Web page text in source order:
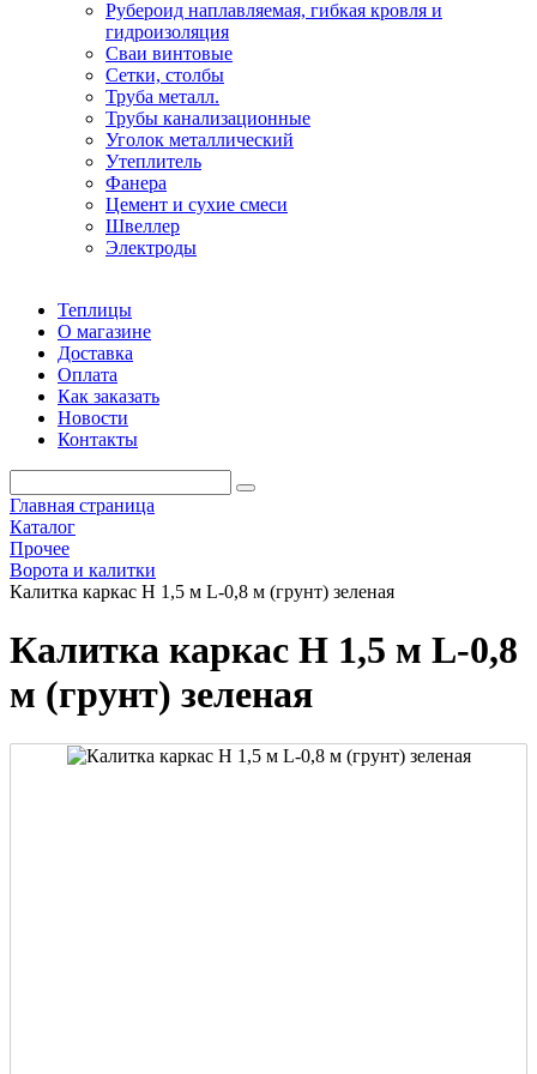
Рубероид наплавляемая, гибкая кровля и
гидроизоляция
Сваи винтовые
Сетки, столбы
Труба металл.
Трубы канализационные
Уголок металлический
Утеплитель
Фанера
Цемент и сухие смеси
Швеллер
Электроды
Теплицы
О магазине
Доставка
Оплата
Как заказать
Новости
Контакты
Главная страница
Каталог
Прочее
Ворота и калитки
Калитка каркас Н 1,5 м L-0,8 м (грунт) зеленая
Калитка каркас Н 1,5 м L-0,8
м (грунт) зеленая